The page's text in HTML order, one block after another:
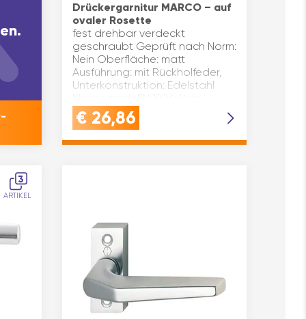
Drückergarnitur MARCO – auf
ovaler Rosette
fest drehbar verdeckt
geschraubt Geprüft nach Norm:
Nein Oberfläche: matt
Ausführung: mit Rückholfeder,
Unterkonstruktion: Edelstahl
Modell: MARCO Türstärke(mm):
35 –…
€ 26,86
3
ARTIKEL